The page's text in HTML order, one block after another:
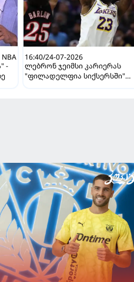
NBA
-
16:40/24-07-2026
ლებრონ ჯეიმსი კარიერას
"ფილადელფია სიქსერსში"